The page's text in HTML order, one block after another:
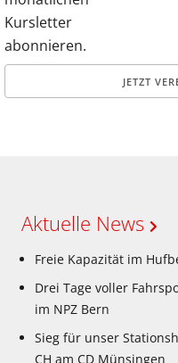
Kursletter
abonnieren.
Aktuelle News
Freie Kapazität im
Drei Tage voller
im NPZ Bern
Sieg für unser
CH am CD Münsingen